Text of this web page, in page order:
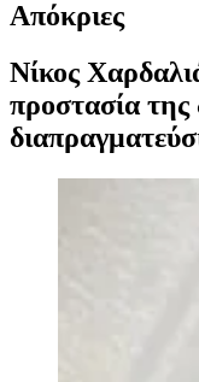
Απόκριες
Νίκος
προστασία της